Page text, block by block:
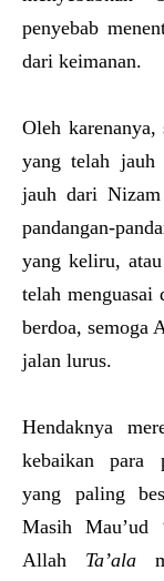
penyebab
dari keimanan.
Oleh karenanya,
yang telah jauh
jauh dari
pandangan-
yang keliru,
telah menguasai
berdoa, semoga
jalan lurus.
Hendaknya
kebaikan para
yang paling
Masih Mau’ud
Allah Ta’ala